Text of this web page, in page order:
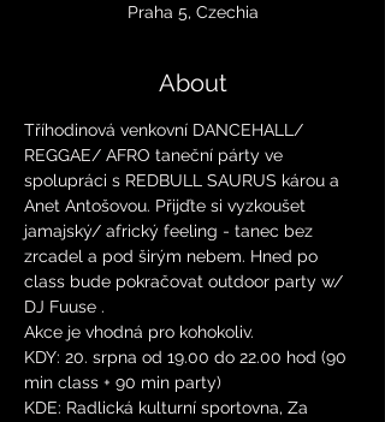
Praha 5, Czechia
About
Tříhodinová venkovní DANCEHALL/
REGGAE/ AFRO taneční párty ve
spolupráci s REDBULL SAURUS károu a
Anet Antošovou. Přijďte si vyzkoušet
jamajský/ africký feeling - tanec bez
zrcadel a pod širým nebem. Hned po
class bude pokračovat outdoor party w/
DJ Fuuse .
Akce je vhodná pro kohokoliv.
KDY: 20. srpna od 19.00 do 22.00 hod (90
min class + 90 min party)
KDE: Radlická kulturní sportovna, Za